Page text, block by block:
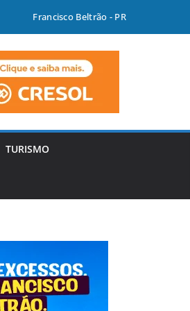
Francisco Beltrão - PR
TURISMO